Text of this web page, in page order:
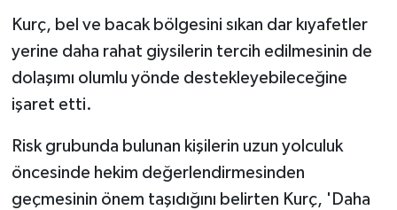
Kurç, bel ve bacak bölgesini sıkan dar kıyafetler
yerine daha rahat giysilerin tercih edilmesinin de
dolaşımı olumlu yönde destekleyebileceğine
işaret etti.
Risk grubunda bulunan kişilerin uzun yolculuk
öncesinde hekim değerlendirmesinden
geçmesinin önem taşıdığını belirten Kurç, 'Daha